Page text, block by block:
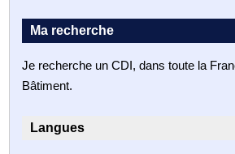
Ma recherche
Je recherche un CDI, dans toute la
Bâtiment.
Langues